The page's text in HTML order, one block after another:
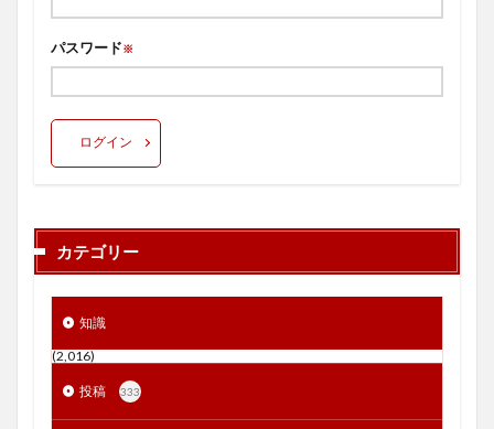
パスワード※
ログイン
カテゴリー
知識
(2,016)
投稿 333